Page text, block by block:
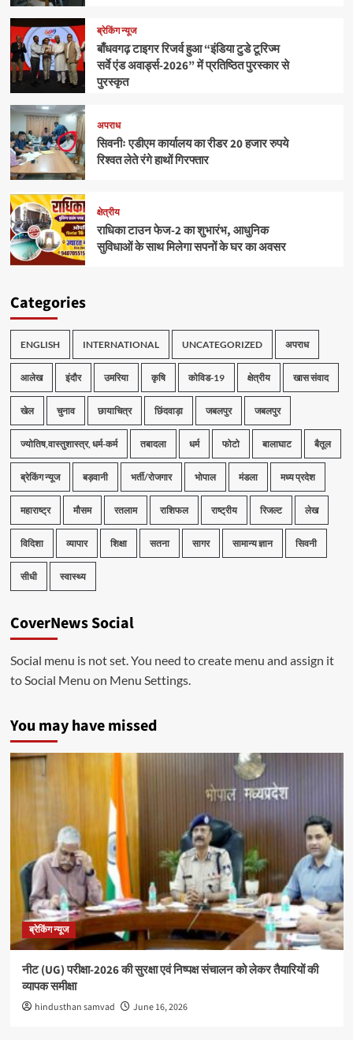
ब्रेकिंग न्यूज
बाँधवगढ़ टाइगर रिजर्व हुआ “इंडिया टुडे टूरिज्म
सर्वे एंड अवार्ड्स-2026” में प्रतिष्ठित पुरस्कार से
पुरस्कृत
अपराध
सिवनीः एडीएम कार्यालय का रीडर 20 हजार रुपये
रिश्वत लेते रंगे हाथों गिरफ्तार
क्षेत्रीय
राधिका टाउन फेज-2 का शुभारंभ, आधुनिक
सुविधाओं के साथ मिलेगा सपनों के घर का अवसर
Categories
ENGLISH INTERNATIONAL UNCATEGORIZED अपराध
आलेख इंदौर उमरिया कृषि कोविड-19 क्षेत्रीय खास संवाद
खेल चुनाव छायाचित्र छिंदवाड़ा जबलपुर जबलपुर
ज्योतिष,वास्तुशास्त्र, धर्म-कर्म तबादला धर्म फोटो बालाघाट बैतूल
ब्रेकिंग न्यूज बड़वानी भर्ती/रोजगार भोपाल मंडला मध्य प्रदेश
महाराष्ट्र मौसम रतलाम राशिफल राष्ट्रीय रिजल्ट लेख
विदिशा व्यापार शिक्षा सतना सागर सामान्य ज्ञान सिवनी
सीधी स्वास्थ्य
CoverNews Social
Social menu is not set. You need to create menu and assign it
to Social Menu on Menu Settings.
You may have missed
ब्रेकिंग न्यूज
नीट (UG) परीक्षा-2026 की सुरक्षा एवं निष्पक्ष संचालन को लेकर तैयारियों की
व्यापक समीक्षा
hindusthan samvad June 16, 2026